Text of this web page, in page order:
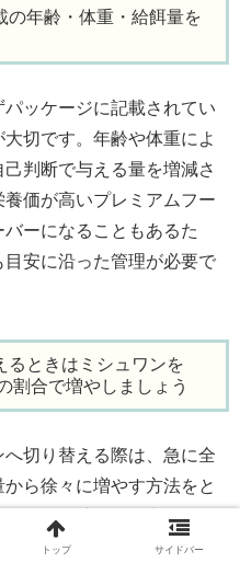
の年齢・体重・給餌量を
ッケージに記載されてい
切です。年齢や体重によ
判断で与える量を増減さ
価が高いプレミアムフー
ーになることもあるた
安に沿った管理が必要で
るときはミシュワンを
割合で増やしましょう
切り替える際は、急に全
ら徐々に増やす方法をと
10％程度混ぜて与え、体
ずつ増やしていきます。
トップ サイドバー